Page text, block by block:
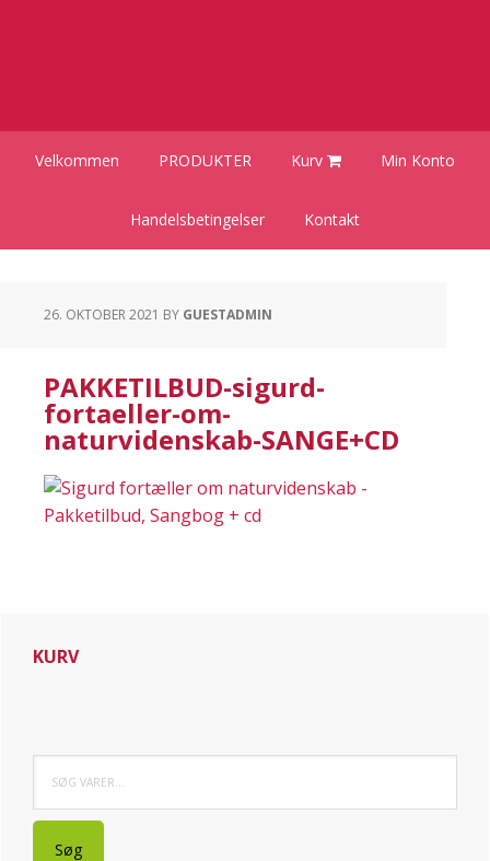
Velkommen PRODUKTER Kurv Min Konto
Handelsbetingelser Kontakt
26. OKTOBER 2021 BY GUESTADMIN
PAKKETILBUD-sigurd-
fortaeller-om-
naturvidenskab-SANGE+CD
Primær
KURV
efter:
Søg